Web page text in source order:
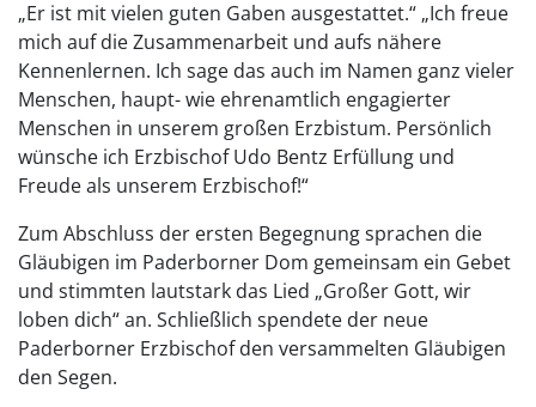
„Er ist mit vielen guten Gaben ausgestattet.“ „Ich freue
mich auf die Zusammenarbeit und aufs nähere
Kennenlernen. Ich sage das auch im Namen ganz vieler
Menschen, haupt- wie ehrenamtlich engagierter
Menschen in unserem großen Erzbistum. Persönlich
wünsche ich Erzbischof Udo Bentz Erfüllung und
Freude als unserem Erzbischof!“
Zum Abschluss der ersten Begegnung sprachen die
Gläubigen im Paderborner Dom gemeinsam ein Gebet
und stimmten lautstark das Lied „Großer Gott, wir
loben dich“ an. Schließlich spendete der neue
Paderborner Erzbischof den versammelten Gläubigen
den Segen.